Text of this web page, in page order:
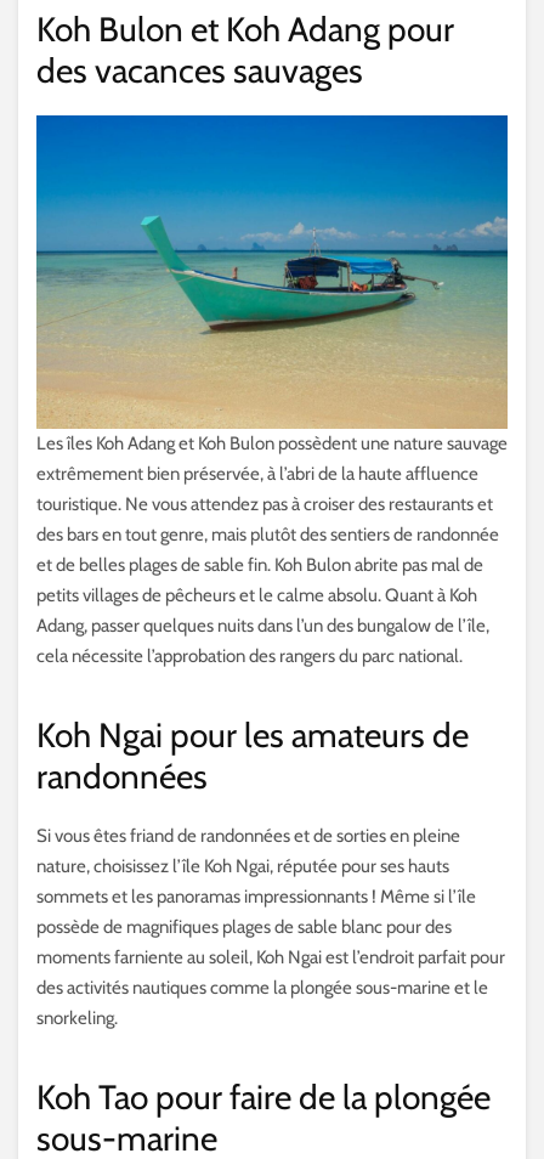
Koh Bulon et Koh Adang pour
des vacances sauvages
Les îles Koh Adang et Koh Bulon possèdent une nature sauvage
extrêmement bien préservée, à l’abri de la haute affluence
touristique. Ne vous attendez pas à croiser des restaurants et
des bars en tout genre, mais plutôt des sentiers de randonnée
et de belles plages de sable fin. Koh Bulon abrite pas mal de
petits villages de pêcheurs et le calme absolu. Quant à Koh
Adang, passer quelques nuits dans l’un des bungalow de l’île,
cela nécessite l’approbation des rangers du parc national.
Koh Ngai pour les amateurs de
randonnées
Si vous êtes friand de randonnées et de sorties en pleine
nature, choisissez l’île Koh Ngai, réputée pour ses hauts
sommets et les panoramas impressionnants ! Même si l’île
possède de magnifiques plages de sable blanc pour des
moments farniente au soleil, Koh Ngai est l’endroit parfait pour
des activités nautiques comme la plongée sous-marine et le
snorkeling.
Koh Tao pour faire de la plongée
sous-marine